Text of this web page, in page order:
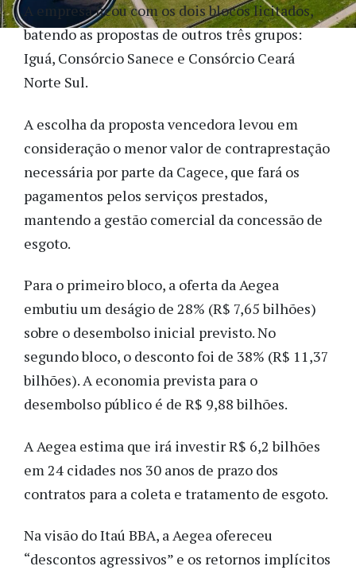
A empresa ficou com os dois blocos licitados,
batendo as propostas de outros três grupos:
Iguá, Consórcio Sanece e Consórcio Ceará
Norte Sul.
A escolha da proposta vencedora levou em
consideração o menor valor de contraprestação
necessária por parte da Cagece, que fará os
pagamentos pelos serviços prestados,
mantendo a gestão comercial da concessão de
esgoto.
Para o primeiro bloco, a oferta da Aegea
embutiu um deságio de 28% (R$ 7,65 bilhões)
sobre o desembolso inicial previsto. No
segundo bloco, o desconto foi de 38% (R$ 11,37
bilhões). A economia prevista para o
desembolso público é de R$ 9,88 bilhões.
A Aegea estima que irá investir R$ 6,2 bilhões
em 24 cidades nos 30 anos de prazo dos
contratos para a coleta e tratamento de esgoto.
Na visão do Itaú BBA, a Aegea ofereceu
“descontos agressivos” e os retornos implícitos